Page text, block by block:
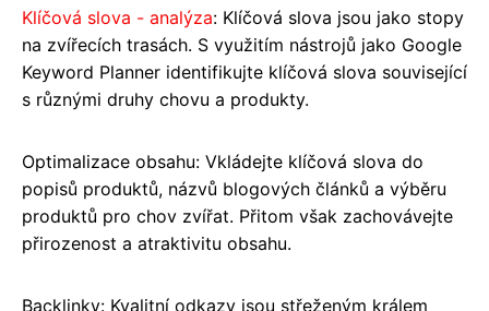
Klíčová slova - analýza: Klíčová slova jsou jako stopy
na zvířecích trasách. S využitím nástrojů jako Google
Keyword Planner identifikujte klíčová slova související
s různými druhy chovu a produkty.
Optimalizace obsahu: Vkládejte klíčová slova do
popisů produktů, názvů blogových článků a výběru
produktů pro chov zvířat. Přitom však zachovávejte
přirozenost a atraktivitu obsahu.
Backlinky: Kvalitní odkazy jsou střeženým králem